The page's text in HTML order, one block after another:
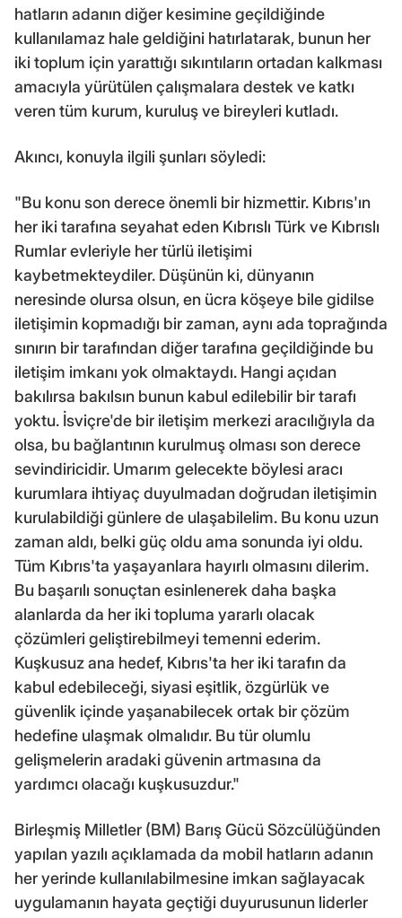
hatların adanın diğer kesimine geçildiğinde
kullanılamaz hale geldiğini hatırlatarak, bunun her
iki toplum için yarattığı sıkıntıların ortadan kalkması
amacıyla yürütülen çalışmalara destek ve katkı
veren tüm kurum, kuruluş ve bireyleri kutladı.
Akıncı, konuyla ilgili şunları söyledi:
"Bu konu son derece önemli bir hizmettir. Kıbrıs'ın
her iki tarafına seyahat eden Kıbrıslı Türk ve Kıbrıslı
Rumlar evleriyle her türlü iletişimi
kaybetmekteydiler. Düşünün ki, dünyanın
neresinde olursa olsun, en ücra köşeye bile gidilse
iletişimin kopmadığı bir zaman, aynı ada toprağında
sınırın bir tarafından diğer tarafına geçildiğinde bu
iletişim imkanı yok olmaktaydı. Hangi açıdan
bakılırsa bakılsın bunun kabul edilebilir bir tarafı
yoktu. İsviçre'de bir iletişim merkezi aracılığıyla da
olsa, bu bağlantının kurulmuş olması son derece
sevindiricidir. Umarım gelecekte böylesi aracı
kurumlara ihtiyaç duyulmadan doğrudan iletişimin
kurulabildiği günlere de ulaşabilelim. Bu konu uzun
zaman aldı, belki güç oldu ama sonunda iyi oldu.
Tüm Kıbrıs'ta yaşayanlara hayırlı olmasını dilerim.
Bu başarılı sonuçtan esinlenerek daha başka
alanlarda da her iki topluma yararlı olacak
çözümleri geliştirebilmeyi temenni ederim.
Kuşkusuz ana hedef, Kıbrıs'ta her iki tarafın da
kabul edebileceği, siyasi eşitlik, özgürlük ve
güvenlik içinde yaşanabilecek ortak bir çözüm
hedefine ulaşmak olmalıdır. Bu tür olumlu
gelişmelerin aradaki güvenin artmasına da
yardımcı olacağı kuşkusuzdur."
Birleşmiş Milletler (BM) Barış Gücü Sözcülüğünden
yapılan yazılı açıklamada da mobil hatların adanın
her yerinde kullanılabilmesine imkan sağlayacak
uygulamanın hayata geçtiği duyurusunun liderler